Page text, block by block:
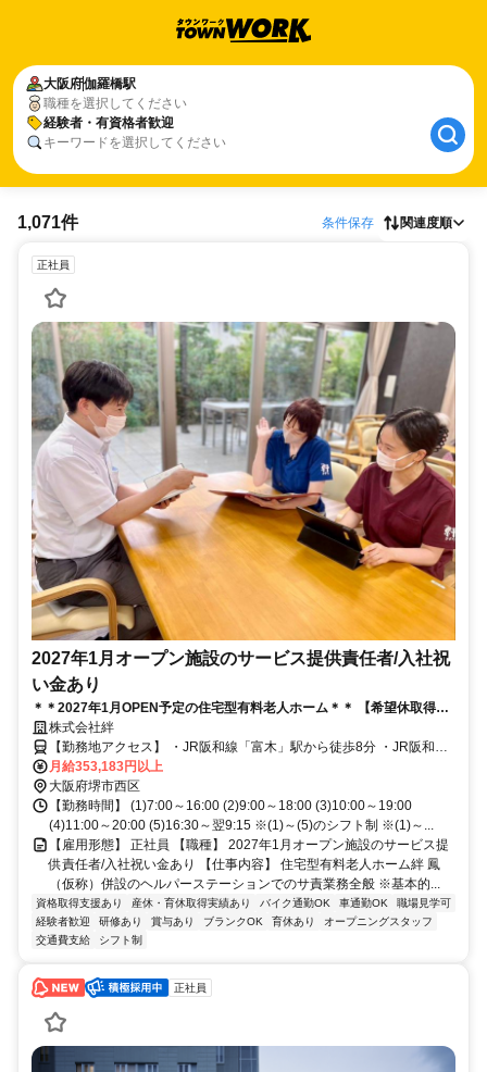
大阪府伽羅橋駅
職種を選択してください
経験者・有資格者歓迎
キーワードを選択してください
1,071件 条件保存 関連度順
正社員
2027年1月オープン施設のサービス提供責任者/入社祝
い金あり
＊＊2027年1月OPEN予定の住宅型有料老人ホーム＊＊ 【希望休取得
可】【オープニング】サービス提供責任者募集！
株式会社絆
【勤務地アクセス】 ・JR阪和線「富木」駅から徒歩8分 ・JR阪和線
「鳳」駅から徒歩19分 ・南海本線・南海高師浜線「羽衣」駅から徒
歩20分 ・JR阪和線「東羽衣」駅から徒歩20分 〇車・バイク・自転車
通勤可
月給353,183円以上
大阪府堺市西区
【勤務時間】 (1)7:00～16:00 (2)9:00～18:00 (3)10:00～19:00
(4)11:00～20:00 (5)16:30～翌9:15 ※(1)～(5)のシフト制 ※(1)～...
【雇用形態】 正社員 【職種】 2027年1月オープン施設のサービス提
供責任者/入社祝い金あり 【仕事内容】 住宅型有料老人ホーム絆 鳳
（仮称）併設のヘルパーステーションでのサ責業務全般 ※基本的...
資格取得支援あり 産休・育休取得実績あり バイク通勤OK 車通勤OK
職場見学可
経験者歓迎
研修あり 賞与あり ブランクOK 育休あり
オープニングスタッフ
交通費支給
シフト制
正社員